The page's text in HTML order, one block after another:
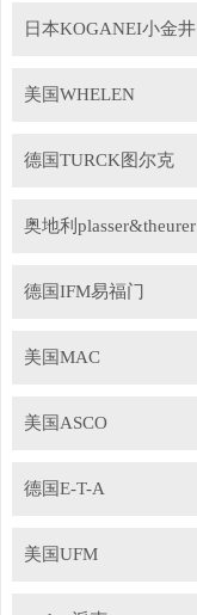
日本KOGANEI小金井
美国WHELEN
德国TURCK图尔克
奥地利plasser&theurer
德国IFM易福门
美国MAC
美国ASCO
德国E-T-A
美国UFM